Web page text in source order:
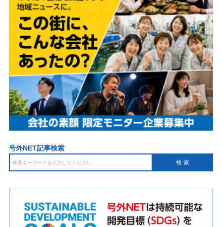
号外NET記事検索